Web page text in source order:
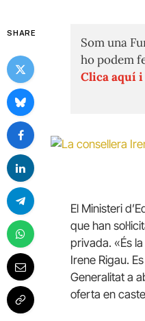
SHARE
Som una
ho podem
Clica aquí i
El Ministeri
que han
privada. «És
Irene Rigau.
Generalitat a
oferta en